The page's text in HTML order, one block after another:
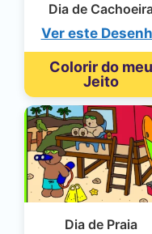
Dia de
Ver este
Colorir do meu
Jeito
Dia de Praia